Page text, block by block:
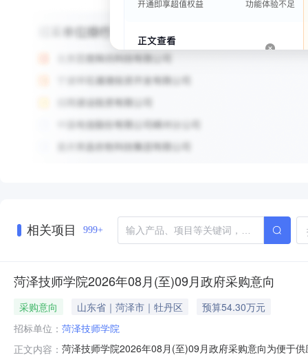
相关项目 999+
菏泽技师学院2026年08月(至)09月政府采购意向
采购意向 山东省｜菏泽市｜牡丹区
预算54.30万元
招标单位： 菏泽技师学院
正文内容： 菏泽技师学院2026年08月(至)09月政府采购意向为便于